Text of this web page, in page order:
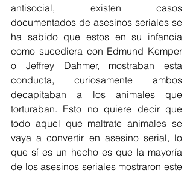
antisocial, existen casos
documentados de asesinos seriales se
ha sabido que estos en su infancia
como sucediera con Edmund Kemper
o Jeffrey Dahmer, mostraban esta
conducta, curiosamente ambos
decapitaban a los animales que
torturaban. Esto no quiere decir que
todo aquel que maltrate animales se
vaya a convertir en asesino serial, lo
que sí es un hecho es que la mayoría
de los asesinos seriales mostraron este